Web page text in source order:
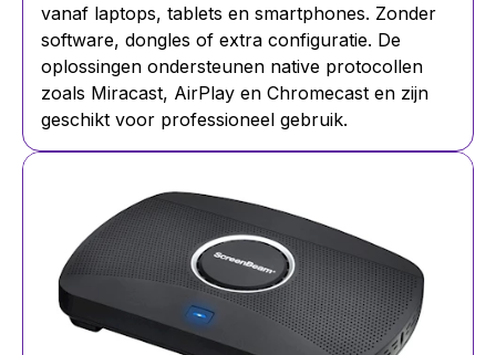
vanaf laptops, tablets en smartphones. Zonder
software, dongles of extra configuratie. De
oplossingen ondersteunen native protocollen
zoals Miracast, AirPlay en Chromecast en zijn
geschikt voor professioneel gebruik.